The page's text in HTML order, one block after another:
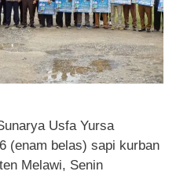
Usfa Yursa
(enam belas) sapi kurban
Melawi, Senin